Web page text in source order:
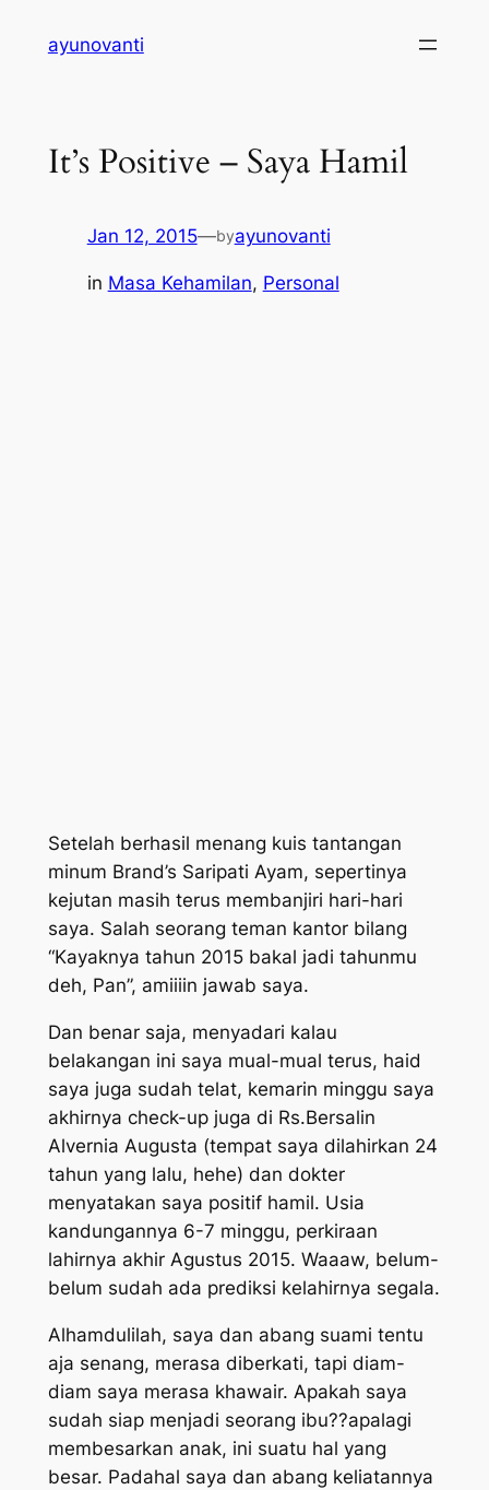
ayunovanti
It’s Positive – Saya Hamil
Jan 12, 2015—byayunovanti
in Masa Kehamilan, Personal
Setelah berhasil menang kuis tantangan
minum Brand’s Saripati Ayam, sepertinya
kejutan masih terus membanjiri hari-hari
saya. Salah seorang teman kantor bilang
“Kayaknya tahun 2015 bakal jadi tahunmu
deh, Pan”, amiiiin jawab saya.
Dan benar saja, menyadari kalau
belakangan ini saya mual-mual terus, haid
saya juga sudah telat, kemarin minggu saya
akhirnya check-up juga di Rs.Bersalin
Alvernia Augusta (tempat saya dilahirkan 24
tahun yang lalu, hehe) dan dokter
menyatakan saya positif hamil. Usia
kandungannya 6-7 minggu, perkiraan
lahirnya akhir Agustus 2015. Waaaw, belum-
belum sudah ada prediksi kelahirnya segala.
Alhamdulilah, saya dan abang suami tentu
aja senang, merasa diberkati, tapi diam-
diam saya merasa khawair. Apakah saya
sudah siap menjadi seorang ibu??apalagi
membesarkan anak, ini suatu hal yang
besar. Padahal saya dan abang keliatannya